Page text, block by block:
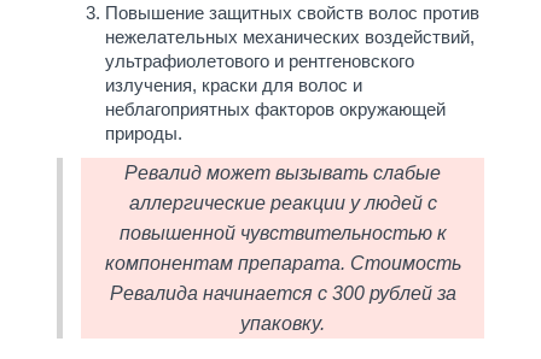
Повышение защитных свойств волос против
нежелательных механических воздействий,
ультрафиолетового и рентгеновского
излучения, краски для волос и
неблагоприятных факторов окружающей
природы.
Ревалид может вызывать слабые
аллергические реакции у людей с
повышенной чувствительностью к
компонентам препарата. Стоимость
Ревалида начинается с 300 рублей за
упаковку.